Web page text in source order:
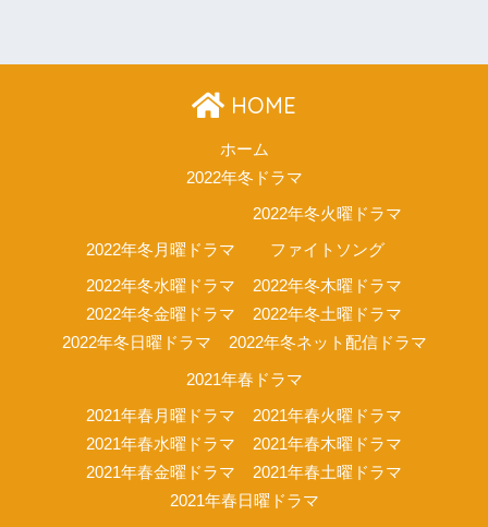
HOME
ホーム
2022年冬ドラマ
2022年冬月曜ドラマ
2022年冬火曜ドラマ
ファイトソング
2022年冬水曜ドラマ
2022年冬木曜ドラマ
2022年冬金曜ドラマ
2022年冬土曜ドラマ
2022年冬日曜ドラマ
2022年冬ネット配信ドラマ
2021年春ドラマ
2021年春月曜ドラマ
2021年春火曜ドラマ
2021年春水曜ドラマ
2021年春木曜ドラマ
2021年春金曜ドラマ
2021年春土曜ドラマ
2021年春日曜ドラマ